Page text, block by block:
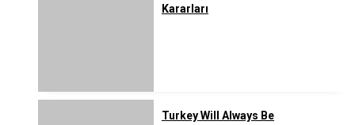
Kararları
Turkey Will Always Be